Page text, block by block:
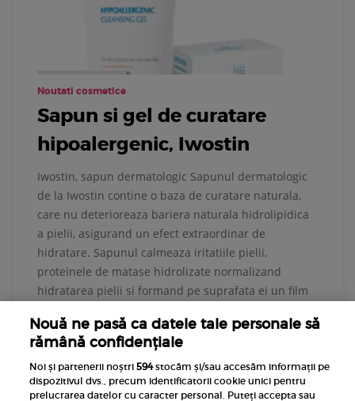
Noutati cosmetice
Sapun si gel de curatare
hipoalergenic, Iwostin
Iwostin, sapun dermatologic Sapunul dermatologic
de la Iwostin contine o baza de curatare naturala,
care nu deterioreaza bariera naturala hidrolipidica
a pielii, asigurand un efect extraordinar de
hidratare. Sapunul calmeaza iritatiile pielii,
proteinele de matase hidrolizate normalizand
hidratarea pielii si formand pe suprafata ei un film
indicat pentru
Nouă ne pasă ca datele tale personale să
rămână confidențiale
Noi și partenerii noștri594stocăm și/sau accesăm informații pe
dispozitivul dvs., precum identificatorii cookie unici pentru
prelucrarea datelor cu caracter personal. Puteți accepta sau